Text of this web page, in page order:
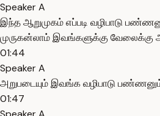
Speaker A
இந்த ஆறுமுகம் எப்படி வழிபாடு
முருகன்லாம் இவங்களுக்கு வேலைக்கு
01:44
Speaker A
அறுபடையும் இவங்க வழிபாடு
01:47